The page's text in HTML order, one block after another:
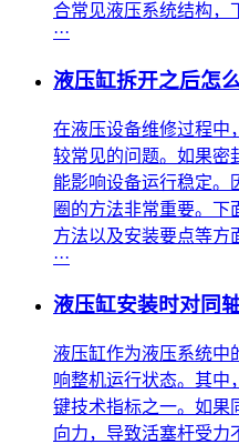
合常见液压系统结构，
···
液压缸拆开之后怎
在液压设备维修过程中
较常见的问题。如果密
能影响设备运行稳定。
圈的方法非常重要。下
方法以及安装要点等方
···
液压缸安装时对同
液压缸作为液压系统中
响整机运行状态。其中
键技术指标之一。如果
向力，导致活塞杆受力